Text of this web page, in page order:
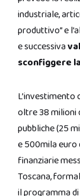
industriale,
produttivo” e
e successiva
sconfiggere
L’investimento
oltre 38 milioni
pubbliche (25
e 500mila euro
finanziarie
Toscana,
il programma